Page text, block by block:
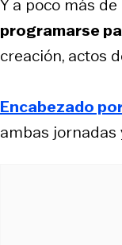
Y a poco más
programarse
creación, actos
Encabezado
ambas